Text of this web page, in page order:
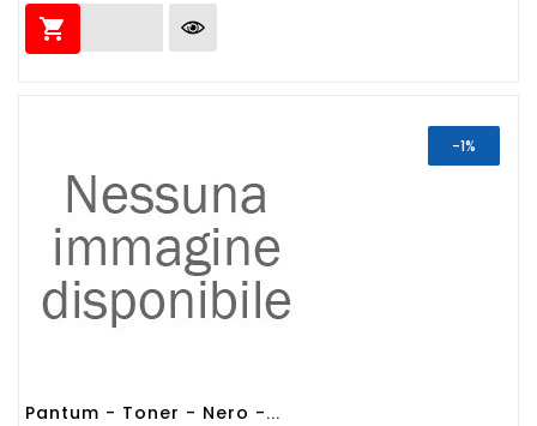

-1%
Pantum - Toner - Nero -...